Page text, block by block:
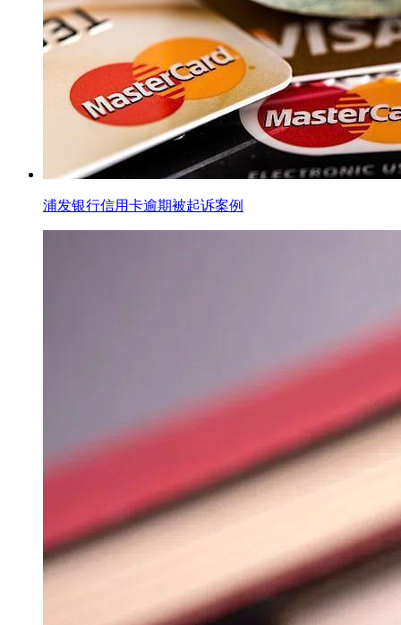
浦发银行信用卡逾期被起诉案例